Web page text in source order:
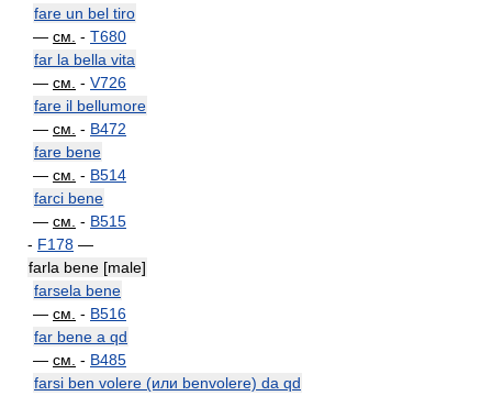
fare un bel tiro
— см. - T680
far la bella vita
— см. - V726
fare il bellumore
— см. - B472
fare bene
— см. - B514
farci bene
— см. - B515
- F178 —
farla bene [male]
farsela bene
— см. - B516
far bene a qd
— см. - B485
farsi ben volere (или benvolere) da qd